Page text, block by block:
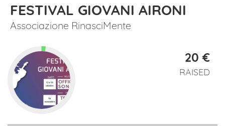
FESTIVAL GIOVANI AIRONI
Associazione RinasciMente
20 €
RAISED